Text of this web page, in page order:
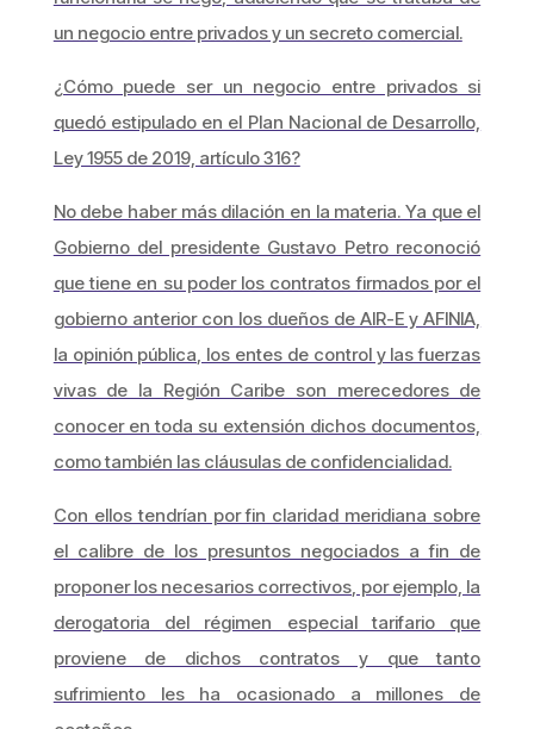
un negocio entre privados y un secreto comercial.
¿Cómo puede ser un negocio entre privados si
quedó estipulado en el Plan Nacional de Desarrollo,
Ley 1955 de 2019, artículo 316?
No debe haber más dilación en la materia. Ya que el
Gobierno del presidente Gustavo Petro reconoció
que tiene en su poder los contratos firmados por el
gobierno anterior con los dueños de AIR-E y AFINIA,
la opinión pública, los entes de control y las fuerzas
vivas de la Región Caribe son merecedores de
conocer en toda su extensión dichos documentos,
como también las cláusulas de confidencialidad.
Con ellos tendrían por fin claridad meridiana sobre
el calibre de los presuntos negociados a fin de
proponer los necesarios correctivos, por ejemplo, la
derogatoria del régimen especial tarifario que
proviene de dichos contratos y que tanto
sufrimiento les ha ocasionado a millones de